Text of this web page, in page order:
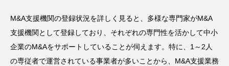
M&A支援機関の登録状況を詳しく見ると、多様な専門家がM&A
支援機関として登録しており、それぞれの専門性を活かして中小
企業のM&Aをサポートしていることが伺えます。特に、1～2人
の専従者で運営されている事業者が多いことから、M&A支援業務